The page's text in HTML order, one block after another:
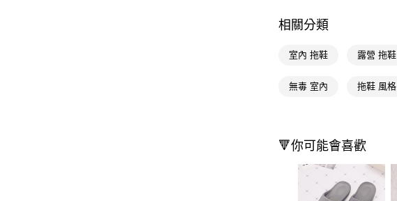
相關分類
室內 拖鞋 露營 拖鞋
無毒 室內 拖鞋 風格
🔻你可能會喜歡